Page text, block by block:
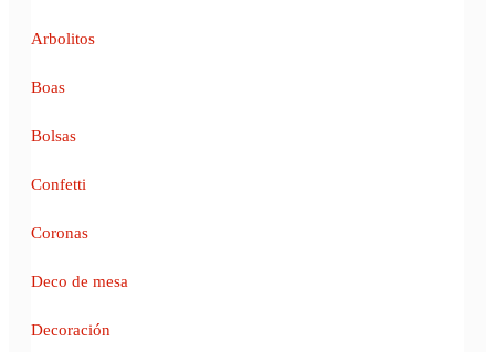
Arbolitos
Boas
Bolsas
Confetti
Coronas
Deco de mesa
Decoración